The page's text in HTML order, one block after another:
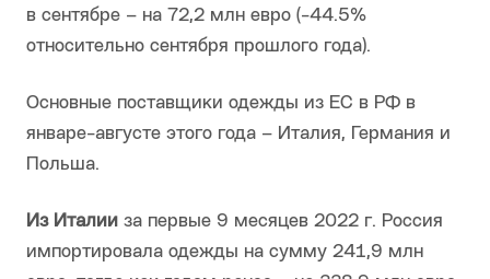
в сентябре – на 72,2 млн евро (-44.5%
относительно сентября прошлого года).
Основные поставщики одежды из ЕС в РФ в
январе-августе этого года – Италия, Германия и
Польша.
Из Италии за первые 9 месяцев 2022 г. Россия
импортировала одежды на сумму 241,9 млн